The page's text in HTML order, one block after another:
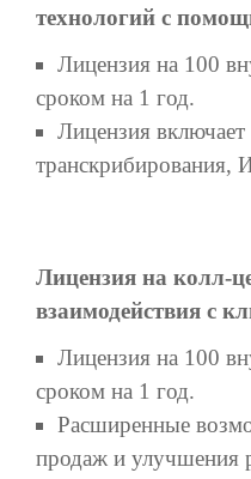
технологий с
Лицензия на 100
сроком на 1 год.
Лицензия
транскрибирования,
Лицензия на колл-
взаимодействия с
Лицензия на 100
сроком на 1 год.
Расширенные
продаж и улучшения